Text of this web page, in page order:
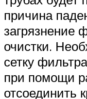
причина
загрязнение
очистки.
сетку
при помощи
отсоединить